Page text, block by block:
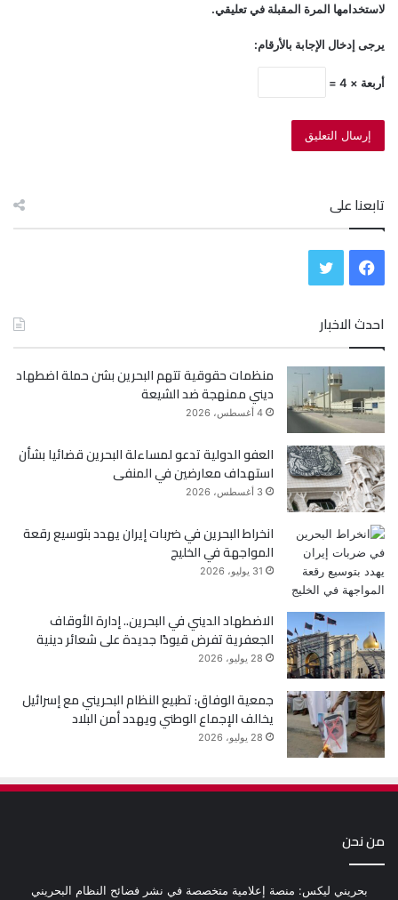
لاستخدامها المرة المقبلة في تعليقي.
يرجى إدخال الإجابة بالأرقام:
أربعة × 4 =
تابعنا على
و
ك
ر
احدث الاخبار
منظمات حقوقية تتهم البحرين بشن حملة اضطهاد
ديني ممنهجة ضد الشيعة
4 أغسطس، 2026
العفو الدولية تدعو لمساءلة البحرين قضائيا بشأن
استهداف معارضين في المنفى
3 أغسطس، 2026
انخراط البحرين في ضربات إيران يهدد بتوسيع رقعة
المواجهة في الخليج
31 يوليو، 2026
الاضطهاد الديني في البحرين.. إدارة الأوقاف
الجعفرية تفرض قيودًا جديدة على شعائر دينية
28 يوليو، 2026
جمعية الوفاق: تطبيع النظام البحريني مع إسرائيل
يخالف الإجماع الوطني ويهدد أمن البلاد
28 يوليو، 2026
من نحن
بحريني ليكس: منصة إعلامية متخصصة في نشر فضائح النظام البحريني